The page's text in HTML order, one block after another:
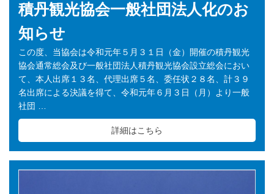
積丹観光協会一般社団法人化のお
知らせ
この度、当協会は令和元年５月３１日（金）開催の積丹観光
協会通常総会及び一般社団法人積丹観光協会設立総会におい
て、本人出席１３名、代理出席５名、委任状２８名、計３９
名出席による決議を得て、令和元年６月３日（月）より一般
社団 …
詳細はこちら